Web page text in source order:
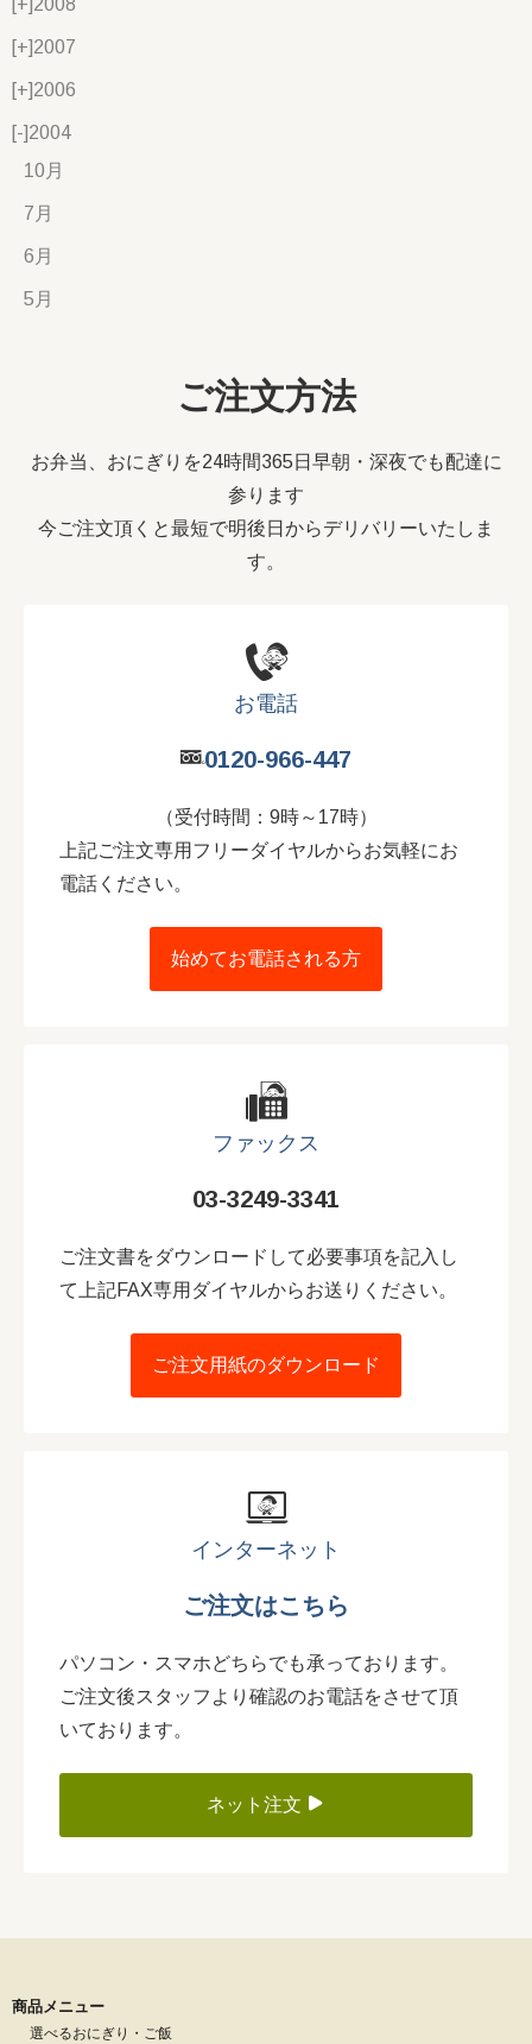
[+] 2008
[+]2007
[+]2006
[-]2004
10月
7月
6月
5月
ご注文方法
お弁当、おにぎりを24時間365日早朝・深夜でも配達に
参ります
今ご注文頂くと最短で明後日からデリバリーいたしま
す。
お電話
0120-966-447
（受付時間：9時～17時）
上記ご注文専用フリーダイヤルからお気軽にお
電話ください。
始めてお電話される方
ファックス
03-3249-3341
ご注文書をダウンロードして必要事項を記入し
て上記FAX専用ダイヤルからお送りください。
ご注文用紙のダウンロード
インターネット
ご注文はこちら
パソコン・スマホどちらでも承っております。
ご注文後スタッフより確認のお電話をさせて頂
いております。
ネット注文
商品メニュー
選べるおにぎり・ご飯